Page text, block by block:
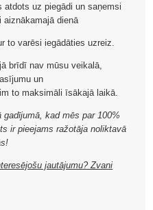
uz piegādi un saņemsi
aiznākamajā dienā
to varēsi iegādāties uzreiz.
brīdī nav mūsu veikalā,
un
to maksimāli īsākajā laikā.
kad mēs par 100%
ir pieejams ražotāja noliktavā
jautājumu? Zvani